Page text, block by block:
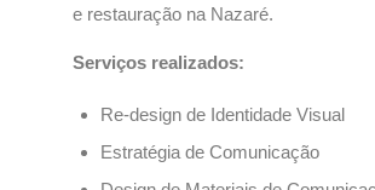
e restauração na Nazaré.
Serviços realizados:
Re-design de Identidade Visual
Estratégia de Comunicação